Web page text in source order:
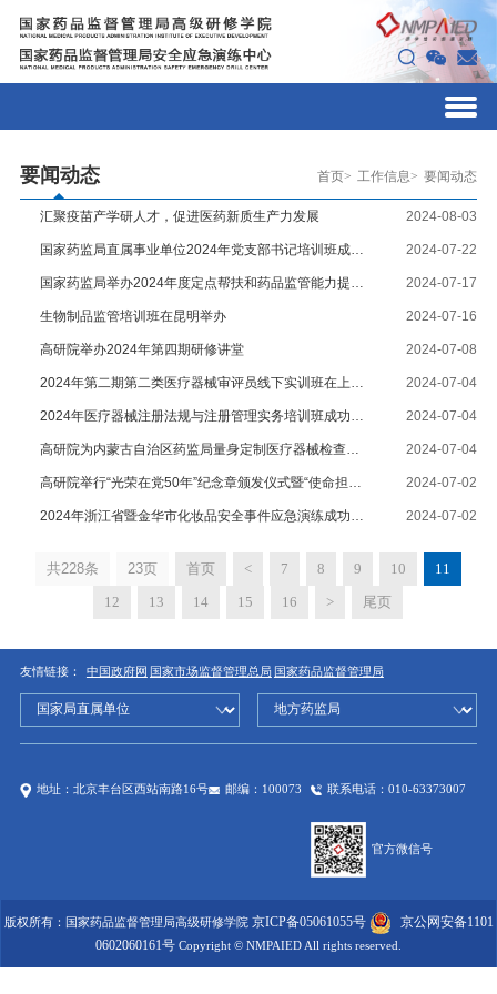
要闻动态 首页 工作信息 要闻动态
汇聚疫苗产学研人才，促进医药新质生产力发展 2024-08-03
国家药监局直属事业单位2024年党支部书记培训班成功举办 2024-07-22
国家药监局举办2024年度定点帮扶和药品监管能力提升培训班 2024-07-17
生物制品监管培训班在昆明举办 2024-07-16
高研院举办2024年第四期研修讲堂 2024-07-08
2024年第二期第二类医疗器械审评员线下实训班在上海成功举办 2024-07-04
2024年医疗器械注册法规与注册管理实务培训班成功举办 2024-07-04
高研院为内蒙古自治区药监局量身定制医疗器械检查员能力提升培训 2024-07-04
高研院举行“光荣在党50年”纪念章颁发仪式暨“使命担当在肩 红色薪火相传”主题党日活动 2024-07-02
2024年浙江省暨金华市化妆品安全事件应急演练成功举办 2024-07-02
共228条 23页 首页 < 7 8 9 10
11
12
13 14 15 16 > 尾页
友情链接： 中国政府网 国家市场监督管理总局 国家药品监督管理局
地址：北京丰台区西站南路16号 联系电话：010-63373007
邮编：100073
官方微信号
版权所有：国家药品监督管理局高级研修学院 京ICP备05061055号
京公网安备1101
0602060161号 Copyright © NMPAIED All rights reserved.